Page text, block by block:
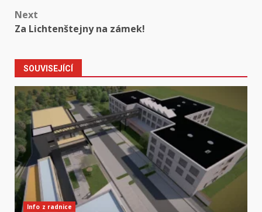
Next
Za Lichtenštejny na zámek!
SOUVISEJÍCÍ
Info z radnice